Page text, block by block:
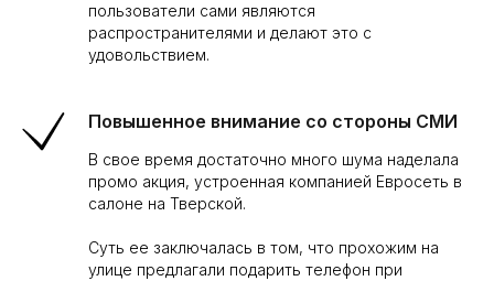
пользователи сами являются
распространителями и делают это с
удовольствием.
Повышенное внимание со стороны СМИ
В свое время достаточно много шума наделала
промо акция, устроенная компанией Евросеть в
салоне на Тверской.
Суть ее заключалась в том, что прохожим на
улице предлагали подарить телефон при